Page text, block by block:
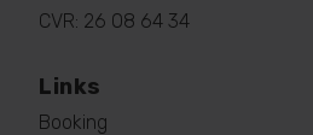
CVR: 26 08 64 34
Links
Booking